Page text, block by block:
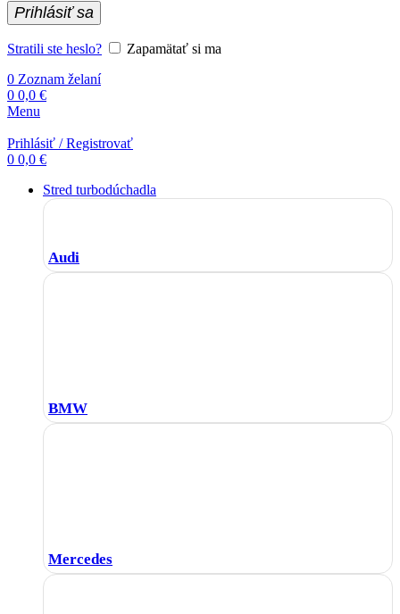
Prihlásiť sa
Stratili ste heslo?
Zapamätať si ma
0 Zoznam želaní
0 0,0 €
Menu
Prihlásiť / Registrovať
0 0,0 €
Stred turbodúchadla
Audi
BMW
Mercedes